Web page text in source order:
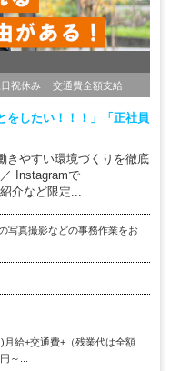
日祝休み 交通費全額支給
をしたい！！！」「正社員
きやすい環境づくりを徹底
Instagramで
介など限定...
写真撮影などの事務作業をお
月給+交通費+（残業代は全額
～...